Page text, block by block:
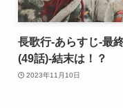
長歌行-あらすじ-最
(49話)-結末は！？
2023年11月10日